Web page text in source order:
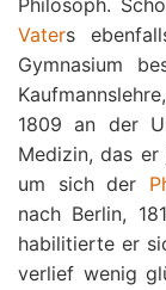
Philosoph.
Vaters
Gymnasium
1809 an der
Medizin, das
um sich der
nach Berlin,
habilitierte er
verlief wenig